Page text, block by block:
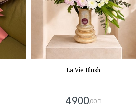
La Vie Blush
4900,00 TL